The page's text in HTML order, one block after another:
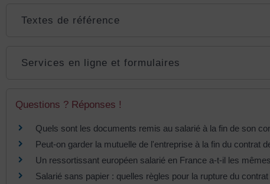
Textes de référence
Services en ligne et formulaires
Questions ? Réponses !
Quels sont les documents remis au salarié à la fin de son
Peut-on garder la mutuelle de l'entreprise à la fin du contrat
Un ressortissant européen salarié en France a-t-il les
Salarié sans papier : quelles règles pour la rupture du